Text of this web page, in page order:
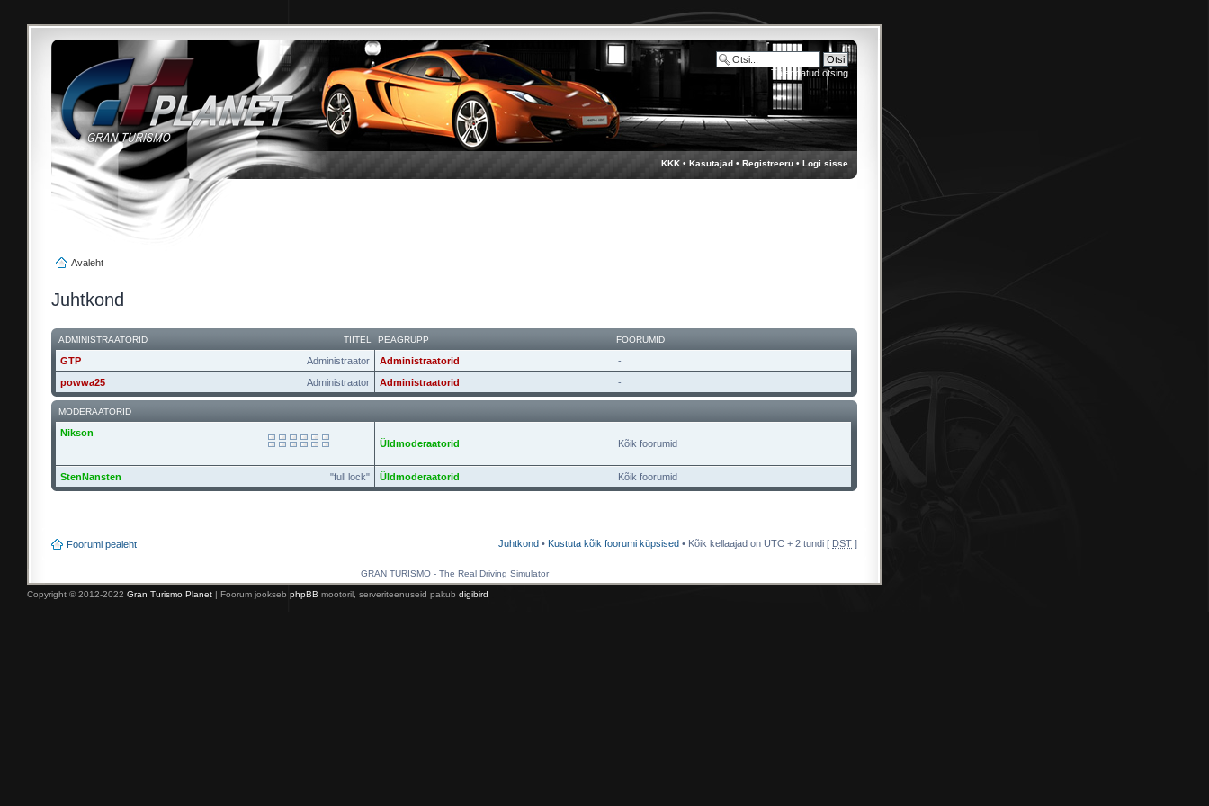
KKK • Kasutajad • Registreeru • Logi sisse
Avaleht
Täiendatud otsing
Juhtkond
TIITEL
ADMINISTRAATORID PEAGRUPP FOORUMID
Administraator
GTP Administraatorid
-
Administraator
powwa25 Administraatorid -
MODERAATORID
Nikson
Üldmoderaatorid
Kõik foorumid
"full lock"
StenNansten Üldmoderaatorid Kõik foorumid
Foorumi pealeht Juhtkond • Kustuta kõik foorumi küpsised • Kõik kellaajad on UTC + 2 tundi [ DST ]
GRAN TURISMO - The Real Driving Simulator
Copyright © 2012-2022 Gran Turismo Planet | Foorum jookseb phpBB mootoril, serveriteenuseid pakub digibird